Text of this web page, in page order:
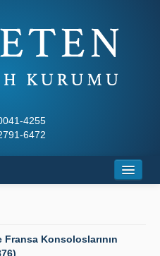
4255
6472
Kon­soloslarının